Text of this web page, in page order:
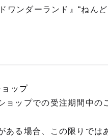
ワンダーランド』“ねん
ップ
ョップでの受注期間中の
る場合、この限りでは